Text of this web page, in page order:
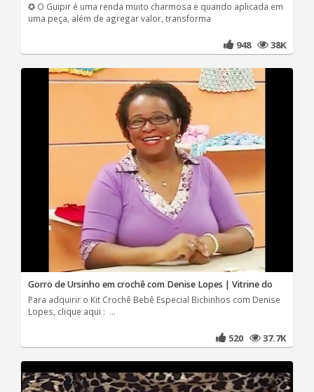
✪ O Guipir é uma renda muito charmosa e quando aplicada em
uma peça, além de agregar valor, transforma
948 38K
Gorro de Ursinho em crochê com Denise Lopes | Vitrine do
Para adquirir o Kit Crochê Bebê Especial Bichinhos com Denise
Lopes, clique aqui : ...
520 37.7K